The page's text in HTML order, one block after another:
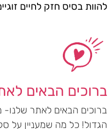
להוות בסיס חזק לחיים
ברוכים הבאים
ברוכים הבאים לאתר שלנו-
הגדול! כל מה שמעניין על